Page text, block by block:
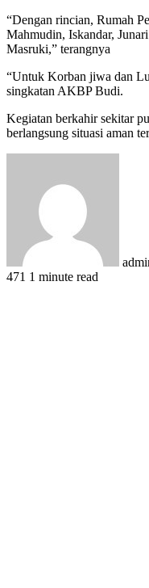
“Dengan rincian, Rumah
Mahmudin, Iskandar,
Masruki,” terangnya
“Untuk Korban jiwa dan
singkatan AKBP Budi.
Kegiatan berkahir sekitar
berlangsung situasi aman
471 1 minute read